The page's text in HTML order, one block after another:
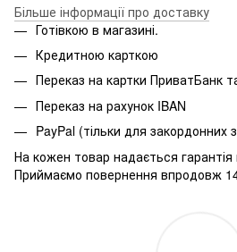
Більше інформації про доставку
Готівкою в магазині.
Кредитною карткою
Переказ на картки ПриватБанк
Переказ на рахунок IBAN
PayPal (тільки для закордонних
На кожен товар надається гарантія
Приймаємо повернення впродовж